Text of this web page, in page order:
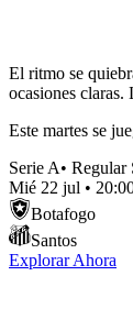
El ritmo se
ocasiones claras.
Este martes se
Serie A• Regular
Mié 22 jul •
Botafogo
Santos
Explorar Ahora